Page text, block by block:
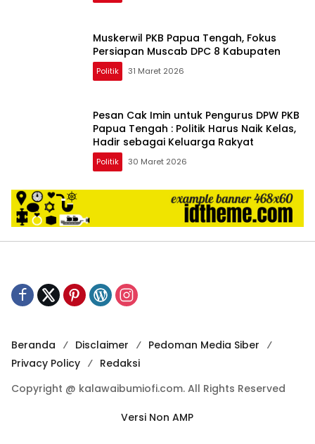
Muskerwil PKB Papua Tengah, Fokus
Persiapan Muscab DPC 8 Kabupaten
Politik 31 Maret 2026
Pesan Cak Imin untuk Pengurus DPW PKB
Papua Tengah : Politik Harus Naik Kelas,
Hadir sebagai Keluarga Rakyat
Politik 30 Maret 2026
Beranda Disclaimer
Pedoman Media Siber
Privacy Policy
Redaksi
Copyright @ kalawaibumiofi.com. All Rights Reserved
Versi Non AMP